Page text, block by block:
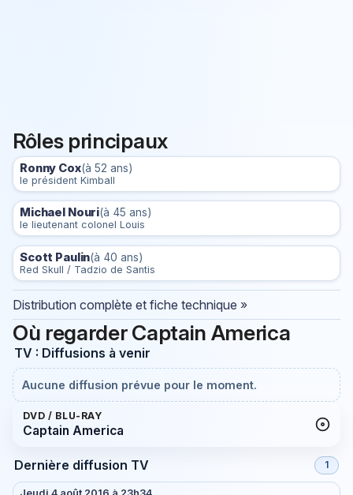
Rôles principaux
Ronny Cox(à 52 ans)
le président Kimball
Michael Nouri(à 45 ans)
le lieutenant colonel Louis
Scott Paulin(à 40 ans)
Red Skull / Tadzio de Santis
Distribution complète et fiche technique »
Où regarder Captain America
TV : Diffusions à venir
Aucune diffusion prévue pour le moment.
DVD / BLU-RAY
Captain America
Dernière diffusion TV 1